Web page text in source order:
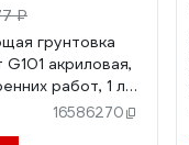
₽
грунтовка
акриловая,
работ, 1 л
16586270